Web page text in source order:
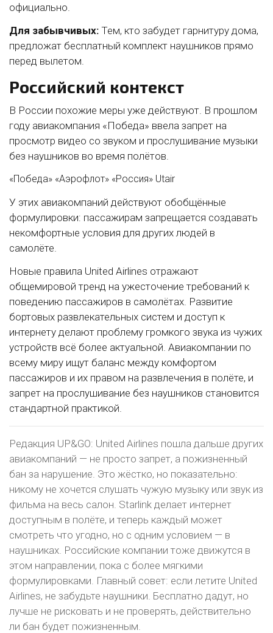
официально.
Для забывчивых: Тем, кто забудет гарнитуру дома,
предложат бесплатный комплект наушников прямо
перед вылетом.
Российский контекст
В России похожие меры уже действуют. В прошлом
году авиакомпания «Победа» ввела запрет на
просмотр видео со звуком и прослушивание музыки
без наушников во время полётов.
«Победа» «Аэрофлот» «Россия» Utair
У этих авиакомпаний действуют обобщённые
формулировки: пассажирам запрещается создавать
некомфортные условия для других людей в
самолёте.
Новые правила United Airlines отражают
общемировой тренд на ужесточение требований к
поведению пассажиров в самолётах. Развитие
бортовых развлекательных систем и доступ к
интернету делают проблему громкого звука из чужих
устройств всё более актуальной. Авиакомпании по
всему миру ищут баланс между комфортом
пассажиров и их правом на развлечения в полёте, и
запрет на прослушивание без наушников становится
стандартной практикой.
Редакция UP&GO: United Airlines пошла дальше других
авиакомпаний — не просто запрет, а пожизненный
бан за нарушение. Это жёстко, но показательно:
никому не хочется слушать чужую музыку или звук из
фильма на весь салон. Starlink делает интернет
доступным в полёте, и теперь каждый может
смотреть что угодно, но с одним условием — в
наушниках. Российские компании тоже движутся в
этом направлении, пока с более мягкими
формулировками. Главный совет: если летите United
Airlines, не забудьте наушники. Бесплатно дадут, но
лучше не рисковать и не проверять, действительно
ли бан будет пожизненным.